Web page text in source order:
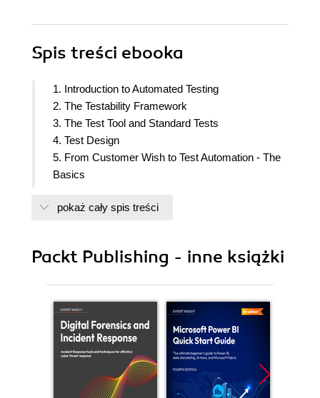
Spis treści ebooka
1. Introduction to Automated Testing
2. The Testability Framework
3. The Test Tool and Standard Tests
4. Test Design
5. From Customer Wish to Test Automation - The
Basics
Level
8. How to Integrate Test Automation in Daily
Working on Your Code
10. Appendix A: Test-Driven Development
11. Appendix B: Setting Up VS Code and Using the
pokaż cały spis treści
Packt Publishing - inne książki